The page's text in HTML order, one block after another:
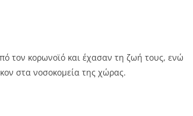
τον κορωνοϊό και έχασαν τη ζωή τους, ενώ
στα νοσοκομεία της χώρας.